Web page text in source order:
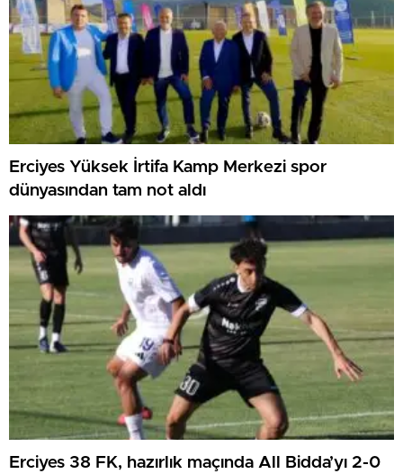
Erciyes Yüksek İrtifa Kamp Merkezi spor
dünyasından tam not aldı
Erciyes 38 FK, hazırlık maçında All Bidda’yı 2-0